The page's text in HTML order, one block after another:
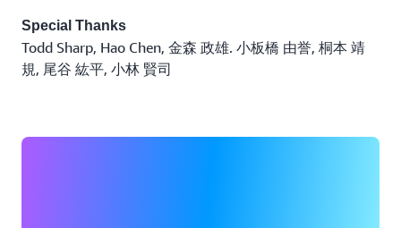
Special Thanks
Todd Sharp, Hao Chen, 金森 政雄. 小板橋 由誉, 桐本 靖
規, 尾谷 紘平, 小林 賢司